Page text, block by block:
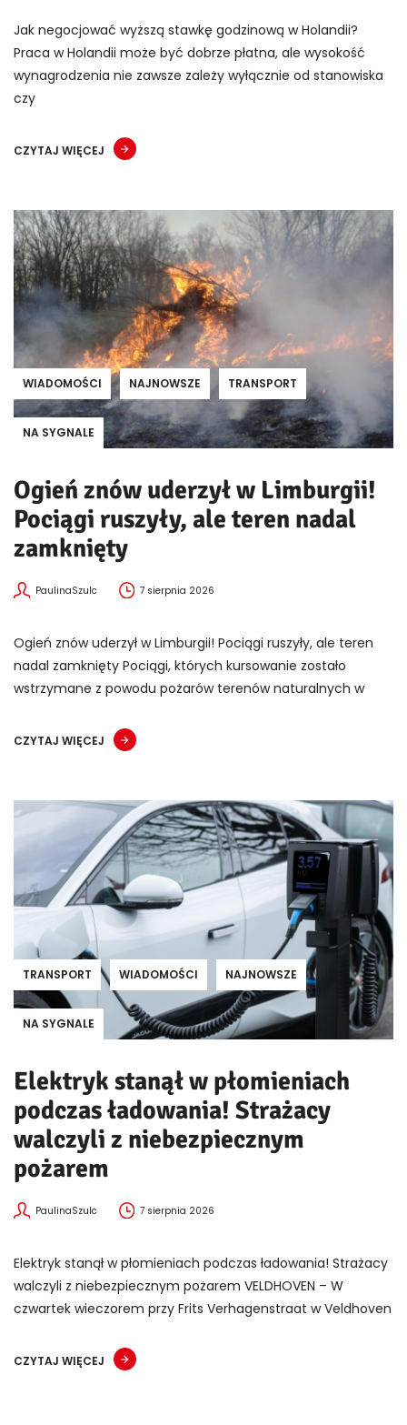
Jak negocjować wyższą stawkę godzinową w Holandii?
Praca w Holandii może być dobrze płatna, ale wysokość
wynagrodzenia nie zawsze zależy wyłącznie od stanowiska
czy
CZYTAJ WIĘCEJ
WIADOMOŚCI NAJNOWSZE TRANSPORT
NA SYGNALE
Ogień znów uderzył w Limburgii!
Pociągi ruszyły, ale teren nadal
zamknięty
PaulinaSzulc 7 sierpnia 2026
Ogień znów uderzył w Limburgii! Pociągi ruszyły, ale teren
nadal zamknięty Pociągi, których kursowanie zostało
wstrzymane z powodu pożarów terenów naturalnych w
CZYTAJ WIĘCEJ
TRANSPORT WIADOMOŚCI NAJNOWSZE
NA SYGNALE
Elektryk stanął w płomieniach
podczas ładowania! Strażacy
walczyli z niebezpiecznym
pożarem
PaulinaSzulc 7 sierpnia 2026
Elektryk stanął w płomieniach podczas ładowania! Strażacy
walczyli z niebezpiecznym pożarem VELDHOVEN – W
czwartek wieczorem przy Frits Verhagenstraat w Veldhoven
CZYTAJ WIĘCEJ